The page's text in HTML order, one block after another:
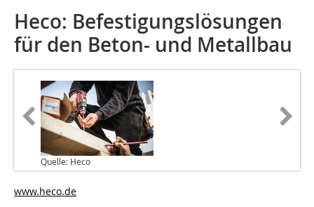
Heco: Befestigungslösungen
für den Beton- und Metallbau
Quelle: Heco
www.heco.de